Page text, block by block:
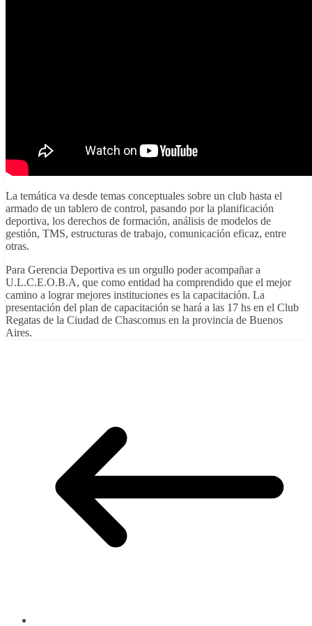
La temática va desde temas conceptuales sobre un club hasta el
armado de un tablero de control, pasando por la planificación
deportiva, los derechos de formación, análisis de modelos de
gestión, TMS, estructuras de trabajo, comunicación eficaz, entre
otras.
Para Gerencia Deportiva es un orgullo poder acompañar a
U.L.C.E.O.B.A, que como entidad ha comprendido que el mejor
camino a lograr mejores instituciones es la capacitación. La
presentación del plan de capacitación se hará a las 17 hs en el Club
Regatas de la Ciudad de Chascomus en la provincia de Buenos
Aires.